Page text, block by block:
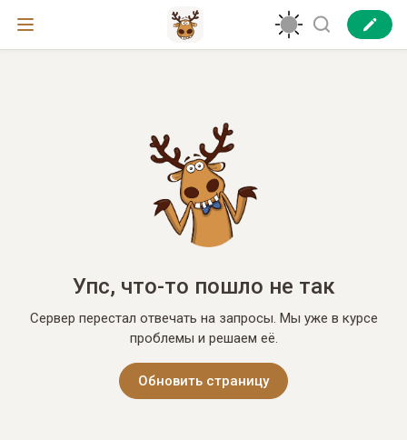
Упс, что-то пошло не так
Сервер перестал отвечать на запросы. Мы уже в курсе
проблемы и решаем её.
Обновить страницу